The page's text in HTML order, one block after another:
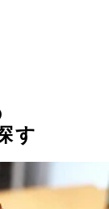
す